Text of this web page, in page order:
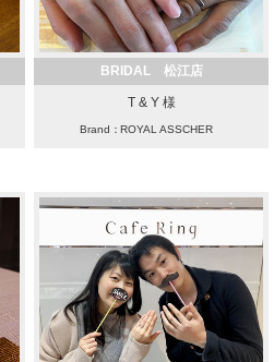
BRIDAL 松江店
T & Y 様
Brand：ROYAL ASSCHER